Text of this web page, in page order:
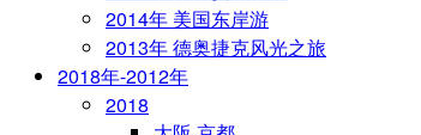
2014年 美国东岸游
2013年 德奥捷克风光之旅
2018年-2012年
2018